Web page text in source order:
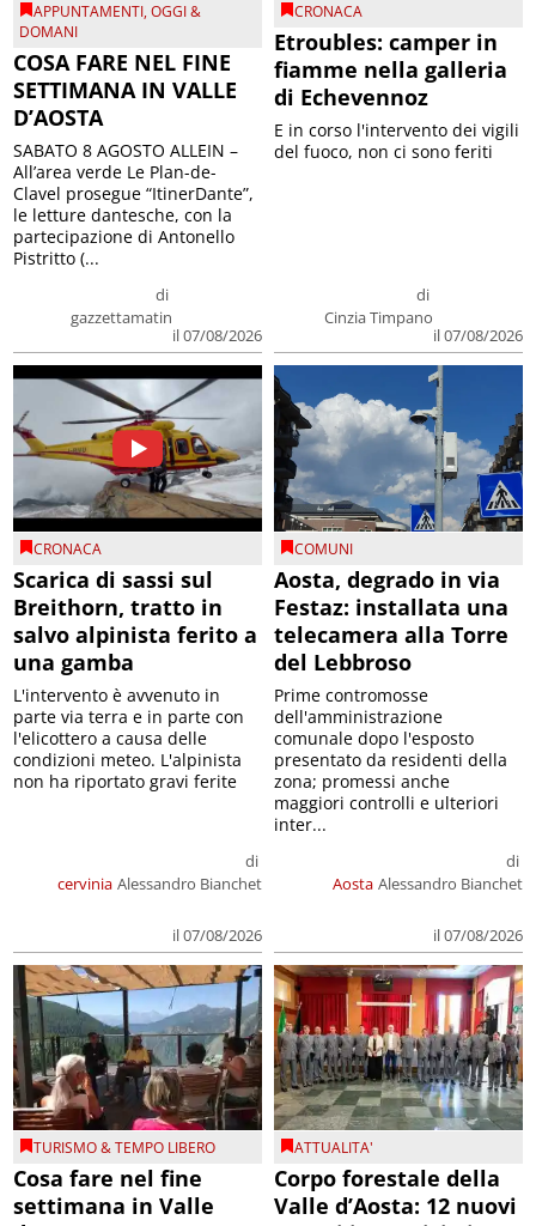
APPUNTAMENTI,OGGI &
DOMANI
COSA FARE NEL FINE
SETTIMANA IN VALLE
D’AOSTA
di
gazzettamatin
il 07/08/2026
SABATO 8 AGOSTO ALLEIN –
All’area verde Le Plan-de-
Clavel prosegue “ItinerDante”,
le letture dantesche, con la
partecipazione di Antonello
Pistritto (...
CRONACA
Etroubles: camper in
fiamme nella galleria
di Echevennoz
di
Cinzia Timpano
il 07/08/2026
E in corso l'intervento dei vigili
del fuoco, non ci sono feriti
CRONACA
Scarica di sassi sul
Breithorn, tratto in
salvo alpinista ferito a
una gamba
cervinia
di
Alessandro Bianchet
il 07/08/2026
L'intervento è avvenuto in
parte via terra e in parte con
l'elicottero a causa delle
condizioni meteo. L'alpinista
non ha riportato gravi ferite
COMUNI
Aosta, degrado in via
Festaz: installata una
telecamera alla Torre
del Lebbroso
Aosta
di
Alessandro Bianchet
il 07/08/2026
Prime contromosse
dell'amministrazione
comunale dopo l'esposto
presentato da residenti della
zona; promessi anche
maggiori controlli e ulteriori
inter...
TURISMO & TEMPO LIBERO
Cosa fare nel fine
settimana in Valle
ATTUALITA'
Corpo forestale della
Valle d’Aosta: 12 nuovi